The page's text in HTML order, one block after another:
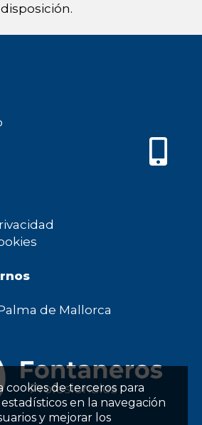
cookies de terceros para
en la navegación
y mejorar los
de Mallorca